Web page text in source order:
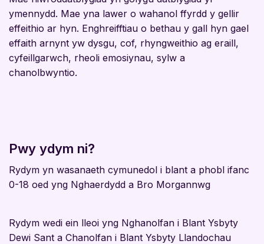
ymennydd. Mae yna lawer o wahanol ffyrdd y gellir
effeithio ar hyn. Enghreifftiau o bethau y gall hyn gael
effaith arnynt yw dysgu, cof, rhyngweithio ag eraill,
cyfeillgarwch, rheoli emosiynau, sylw a
chanolbwyntio.
Pwy ydym ni?
Rydym yn wasanaeth cymunedol i blant a phobl ifanc
0-18 oed yng Nghaerdydd a Bro Morgannwg
Rydym wedi ein lleoi yng Nghanolfan i Blant Ysbyty
Dewi Sant a Chanolfan i Blant Ysbyty Llandochau